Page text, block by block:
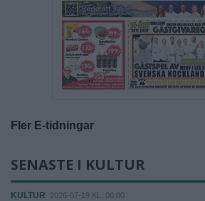
Fler E-tidningar
SENASTE I KULTUR
KULTUR 2026-07-19 KL. 06:00